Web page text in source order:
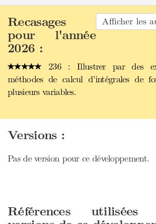
Afficher les
Recasages
pour l'année
2026 :
236 : Illustrer par des
méthodes de calcul d’intégrales de
plusieurs variables.
Versions :
Pas de version pour ce développement.
Références